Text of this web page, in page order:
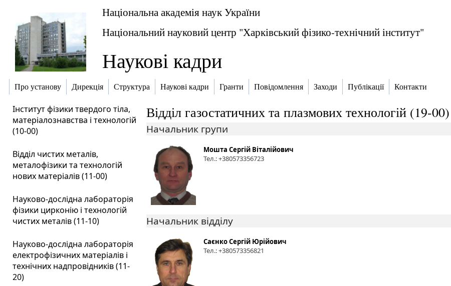
Національна академія наук України
Національний науковий центр "Харківський фізико-технічний інститут"
Наукові кадри
Про установу Дирекція Структура Наукові кадри Гранти Повідомлення Заходи Публікації Контакти
Інститут фізики твердого тіла,
матеріалознавства і технологій
(10-00)
Відділ чистих металів,
металофізики та технологій
нових матеріалів (11-00)
Науково-дослідна лабораторія
фізики цирконію і технологій
чистих металів (11-10)
Науково-дослідна лабораторія
електрофізичних матеріалів і
технічних надпровідників (11-
20)
Відділ газостатичних та плазмових технологій (19-00)
Начальник групи
Мошта Сергій Віталійович
Тел.: +380573356723
Начальник відділу
Саєнко Сергій Юрійович
Тел.: +380573356821